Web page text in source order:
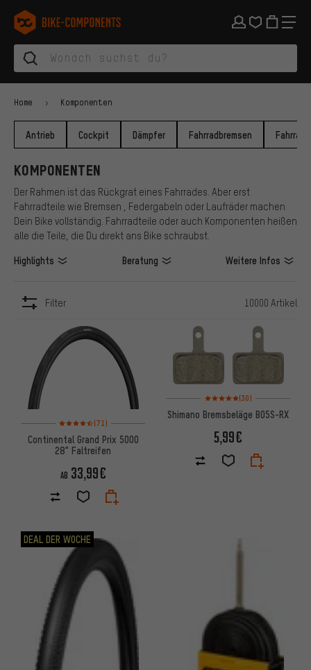
Zur Hauptnavigation springen
Zur Kategorienavigation springen
Zum Inhalt springen
Zu Marken und Newsletter springen
Zur Fußzeile springen
bike-components.de Startseite
Home Komponenten
Antrieb Cockpit Dämpfer Fahrradbremsen
KOMPONENTEN
Der Rahmen ist das Rückgrat eines Fahrrades. Aber erst
Fahrradteile wie Bremsen , Federgabeln oder Laufräder machen
Dein Bike vollständig. Fahrradteile oder auch Komponenten heißen
alle die Teile, die Du direkt ans Bike schraubst.
Highlights Beratung Weitere Infos
Filter 10000 Artikel
Bewertungen: 4,5 von 5 basierend auf 71 Bewertungen
(71)
Continental Grand Prix 5000
28" Faltreifen
AB 33,99€
Bewertungen: 5 von 5
(30)
Shimano Bremsbeläge B05S-RX
5,99€
DEAL DER WOCHE